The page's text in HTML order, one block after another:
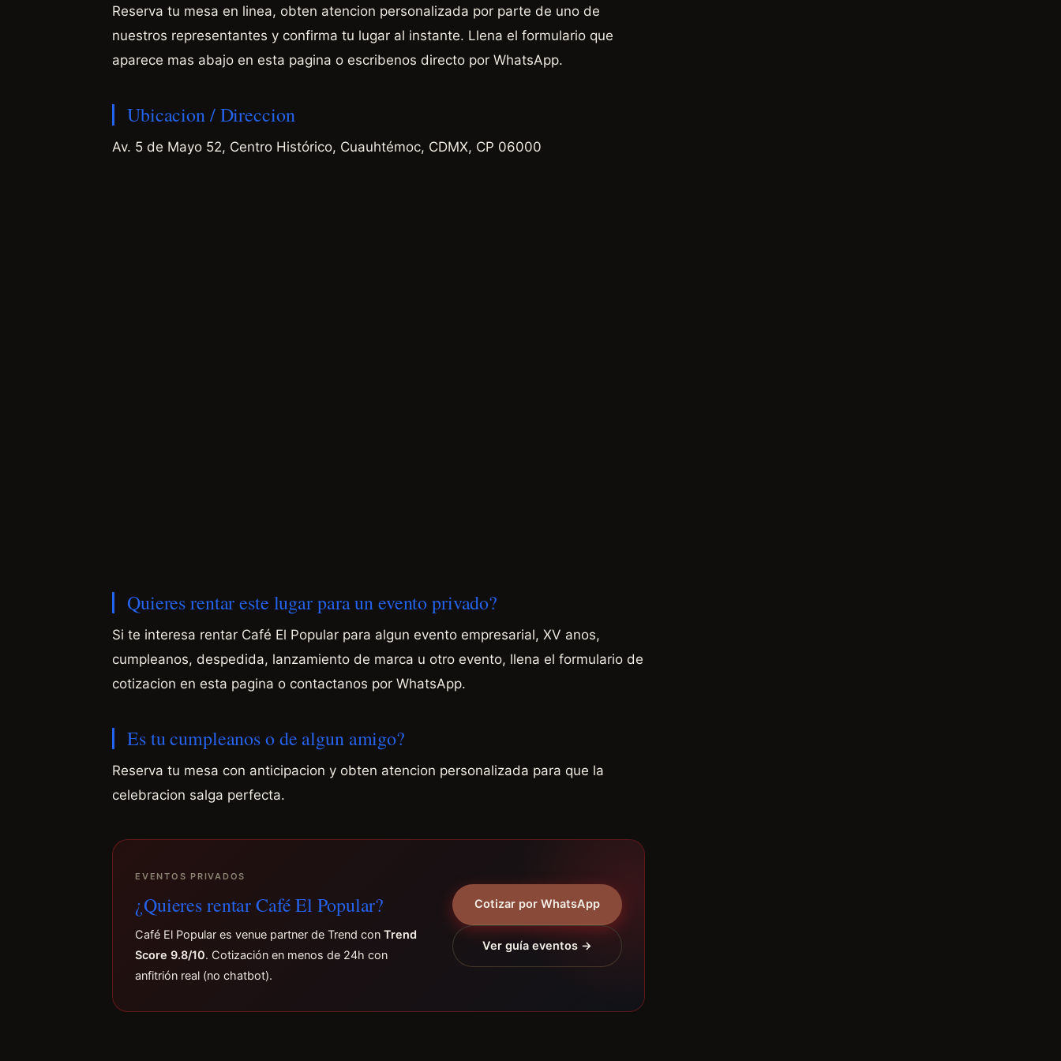
Reserva tu mesa en linea, obten atencion personalizada por parte de uno de
nuestros representantes y confirma tu lugar al instante. Llena el formulario que
aparece mas abajo en esta pagina o escribenos directo por WhatsApp.
Ubicacion / Direccion
Av. 5 de Mayo 52, Centro Histórico, Cuauhtémoc, CDMX, CP 06000
Quieres rentar este lugar para un evento privado?
Si te interesa rentar Café El Popular para algun evento empresarial, XV anos,
cumpleanos, despedida, lanzamiento de marca u otro evento, llena el formulario de
cotizacion en esta pagina o contactanos por WhatsApp.
Es tu cumpleanos o de algun amigo?
Reserva tu mesa con anticipacion y obten atencion personalizada para que la
celebracion salga perfecta.
EVENTOS PRIVADOS
¿Quieres rentar Café El Popular?
Café El Popular es venue partner de Trend con Trend
Score 9.8/10. Cotización en menos de 24h con
anfitrión real (no chatbot).
Cotizar por WhatsApp
Ver guía eventos →